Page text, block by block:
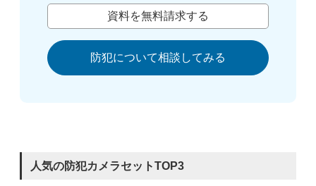
資料を無料請求する
防犯について相談してみる
人気の防犯カメラセットTOP3